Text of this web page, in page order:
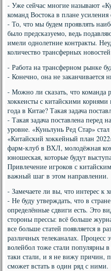
- Уже сейчас многие называют
команд Востока в плане
- То, что мы будем проявлять
было предсказуемо, ведь
имели однолетние контракты.
количество трансферных
- Работа на трансферном рынке
- Конечно, она не заканчивается
- Можно ли сказать, что команда
хоккеисты с китайскими
года в Китае? Такая задача
- Такая задача поставлена перед
уровне. «Куньлунь Ред Стар»
«Китайский хоккейный план
фарм-клуб в ВХЛ, молодёжная
юношеская, которые будут
Привлечение игроков с
важный шаг в этом направлении.
- Замечаете ли вы, что интерес к
- Не буду утверждать, что в
определённые сдвиги есть. Это
стороны прессы: всё больше
все больше статей появляется в
различных телеканалах. Процесс
волейбол тоже стали популярны
таки стали, и я не вижу причин,
сможет встать в один ряд с ними.